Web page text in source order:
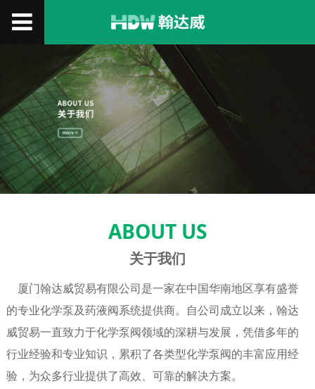
ABOUT US
关于我们
厦门翰达威贸易有限公司是一家在中国华南地区享有盛誉
的专业化学泵及药液阀系统提供商。自公司成立以来，翰达
威贸易一直致力于化学泵阀领域的深耕与发展，凭借多年的
行业经验和专业知识，累积了各类型化学泵阀的丰富应用经
验，为众多行业提供了高效、可靠的解决方案。